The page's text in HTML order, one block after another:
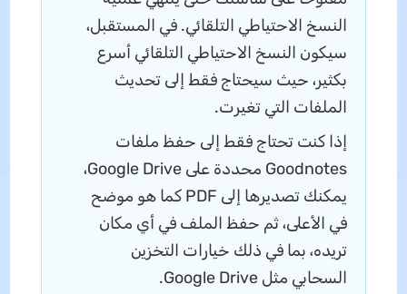
النسخ الاحتياطي التلقائي. في المستقبل،
سيكون النسخ الاحتياطي التلقائي أسرع
بكثير، حيث سيحتاج فقط إلى تحديث
الملفات التي تغيرت.
إذا كنت تحتاج فقط إلى حفظ ملفات
Goodnotes محددة على Google Drive،
يمكنك تصديرها إلى PDF كما هو موضح
في الأعلى، ثم حفظ الملف في أي مكان
تريده، بما في ذلك خيارات التخزين
السحابي مثل Google Drive.